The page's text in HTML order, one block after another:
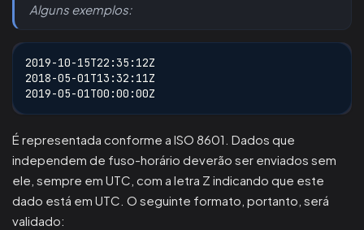
Alguns exemplos:
2019-10-15T22:35:12Z
2018-05-01T13:32:11Z
2019-05-01T00:00:00Z
É representada conforme a ISO 8601. Dados que
independem de fuso-horário deverão ser enviados sem
ele, sempre em UTC, com a letra Z indicando que este
dado está em UTC. O seguinte formato, portanto, será
validado: